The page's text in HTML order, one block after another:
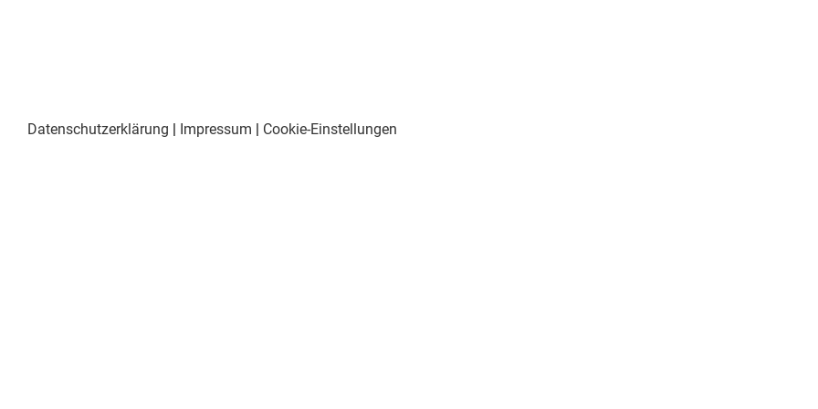
Datenschutzerklärung | Impressum | Cookie-Einstellungen